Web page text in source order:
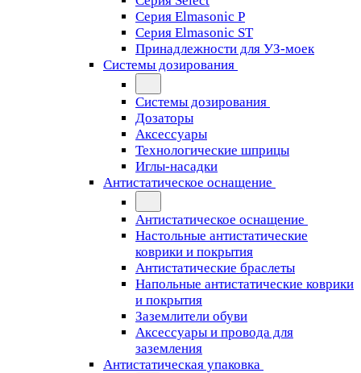
Серия Elmasonic P
Серия Elmasonic ST
Принадлежности для УЗ-моек
Системы дозирования
Системы дозирования
Дозаторы
Аксессуары
Технологические шприцы
Иглы-насадки
Антистатическое оснащение
Антистатическое оснащение
Настольные антистатические
коврики и покрытия
Антистатические браслеты
Напольные антистатические коврики
и покрытия
Заземлители обуви
Аксессуары и провода для
заземления
Антистатическая упаковка